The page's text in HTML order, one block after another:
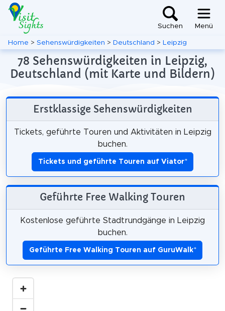
Suchen Menü
Home > Sehenswürdigkeiten > Deutschland > Leipzig
78 Sehenswürdigkeiten in Leipzig,
Deutschland (mit Karte und Bildern)
Erstklassige Sehenswürdigkeiten
Tickets, geführte Touren und Aktivitäten in Leipzig
buchen.
Tickets und geführte Touren auf Viator*
Geführte Free Walking Touren
Kostenlose geführte Stadtrundgänge in Leipzig
buchen.
Geführte Free Walking Touren auf GuruWalk*